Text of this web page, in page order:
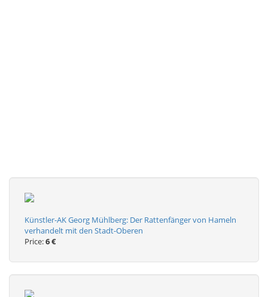
Künstler-AK Georg Mühlberg: Der Rattenfänger von Hameln
verhandelt mit den Stadt-Oberen
Price:6 €